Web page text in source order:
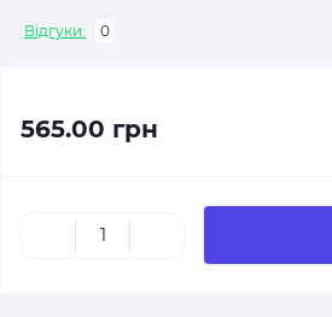
Відгуки: 0
565.00 грн